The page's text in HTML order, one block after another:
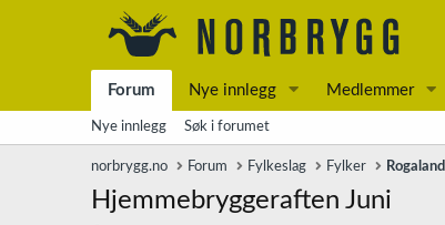
Forum Nye innlegg Medlemmer
Nye innlegg Søk i forumet
norbrygg.no Forum Fylkeslag Fylker Rogaland
Hjemmebryggeraften Juni